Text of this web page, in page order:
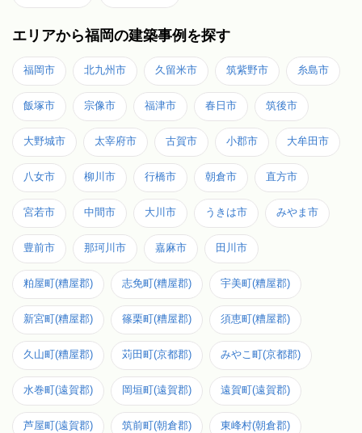
エリアから福岡の建築事例を探す
福岡市 北九州市 久留米市 筑紫野市 糸島市
飯塚市 宗像市 福津市 春日市 筑後市
大野城市 太宰府市 古賀市 小郡市 大牟田市
八女市 柳川市 行橋市 朝倉市 直方市
宮若市 中間市 大川市 うきは市 みやま市
豊前市 那珂川市 嘉麻市 田川市
粕屋町(糟屋郡) 志免町(糟屋郡) 宇美町(糟屋郡)
新宮町(糟屋郡) 篠栗町(糟屋郡) 須恵町(糟屋郡)
久山町(糟屋郡) 苅田町(京都郡) みやこ町(京都郡)
水巻町(遠賀郡) 岡垣町(遠賀郡) 遠賀町(遠賀郡)
芦屋町(遠賀郡) 筑前町(朝倉郡) 東峰村(朝倉郡)